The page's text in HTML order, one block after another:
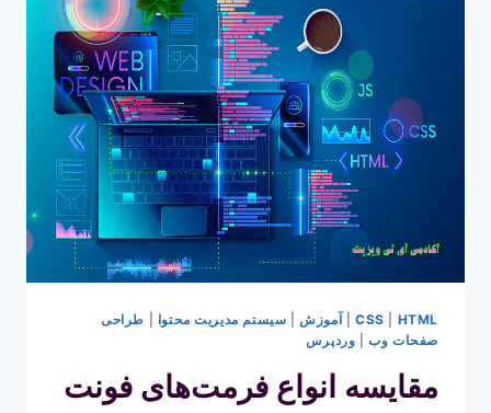
CSS HTML
| آموزش| سیستم مدیریت محتوا
طراحی
صفحات وب| وردپرس
مقایسه انواع فرمت‌های فونت